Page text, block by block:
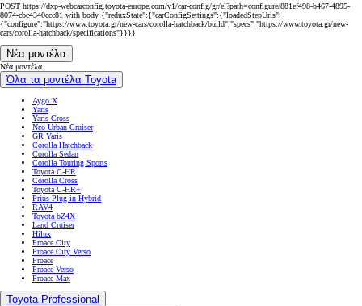
POST https://dxp-webcarconfig.toyota-europe.com/v1/car-config/gr/el?path=configure/881ef498-b467-4895-
8074-cbc4340ccc81 with body {"reduxState":{"carConfigSettings":{"loadedStepUrls":
{"configure":"https://www.toyota.gr/new-cars/corolla-hatchback/build","specs":"https://www.toyota.gr/new-
cars/corolla-hatchback/specifications"}}}}
Νέα μοντέλα
Νέα μοντέλα
Όλα τα μοντέλα Toyota
Aygo X
Yaris
Yaris Cross
Νέο Urban Cruiser
GR Yaris
Corolla Hatchback
Corolla Sedan
Corolla Touring Sports
Toyota C-HR
Corolla Cross
Toyota C-HR+
Prius Plug-in Hybrid
RAV4
Toyota bZ4X
Land Cruiser
Hilux
Proace City
Proace City Verso
Proace
Proace Verso
Proace Max
Toyota Professional